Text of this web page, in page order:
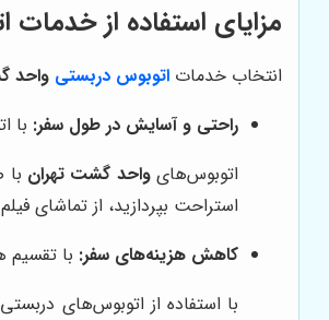
مزایای استفاده از
انتخاب خدمات اتوبوس دربستی واحد
راحتی و آسایش در طول سفر: با
اتوبوس‌هایواحد گشت تهران
استراحت بپردازید، از تماشای
کاهش هزینه‌های سفر: با تقسیم
با استفاده از اتوبوس‌های دربستی